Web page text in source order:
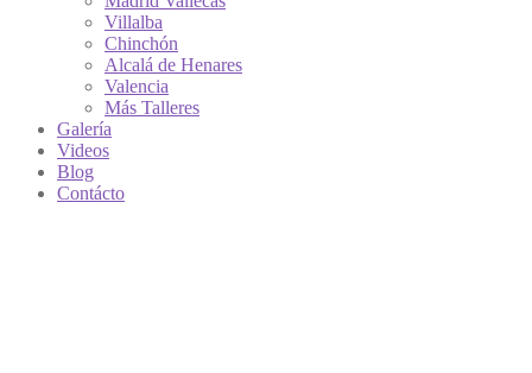
Villalba
Chinchón
Alcalá de Henares
Valencia
Más Talleres
Galería
Videos
Blog
Contácto